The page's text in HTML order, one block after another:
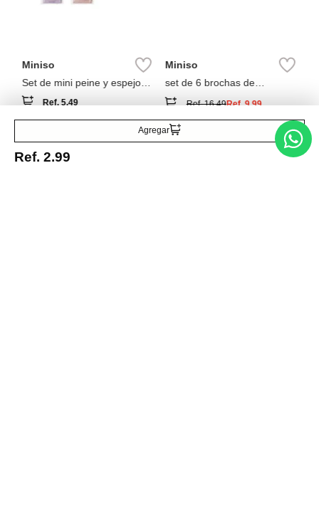
Agregar
Ref. 2.99
Miniso
Set de mini peine y espejo
colección sanrio (2 modelos)
Ref.5.49
Miniso
set de 6 brochas de
estuche de cierre
Ref.16.49Ref.9.99